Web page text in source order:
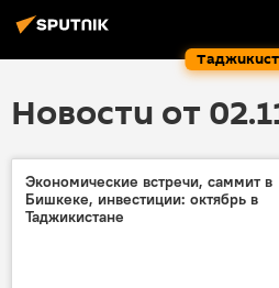
Новости от
Экономические встречи, саммит в
Бишкеке, инвестиции: октябрь в
Таджикистане